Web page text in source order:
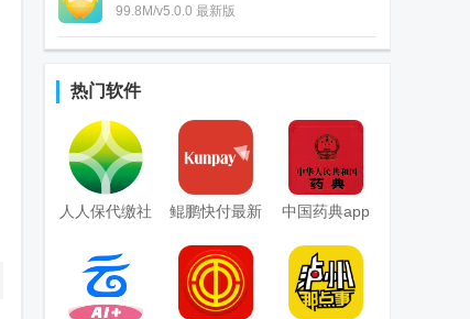
99.8M/v5.0.0 最新版
热门软件
人人保代缴社
鲲鹏快付最新
客户端
中国药典app